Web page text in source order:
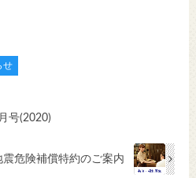
せ
号(2020)
危険補償特約のご案内